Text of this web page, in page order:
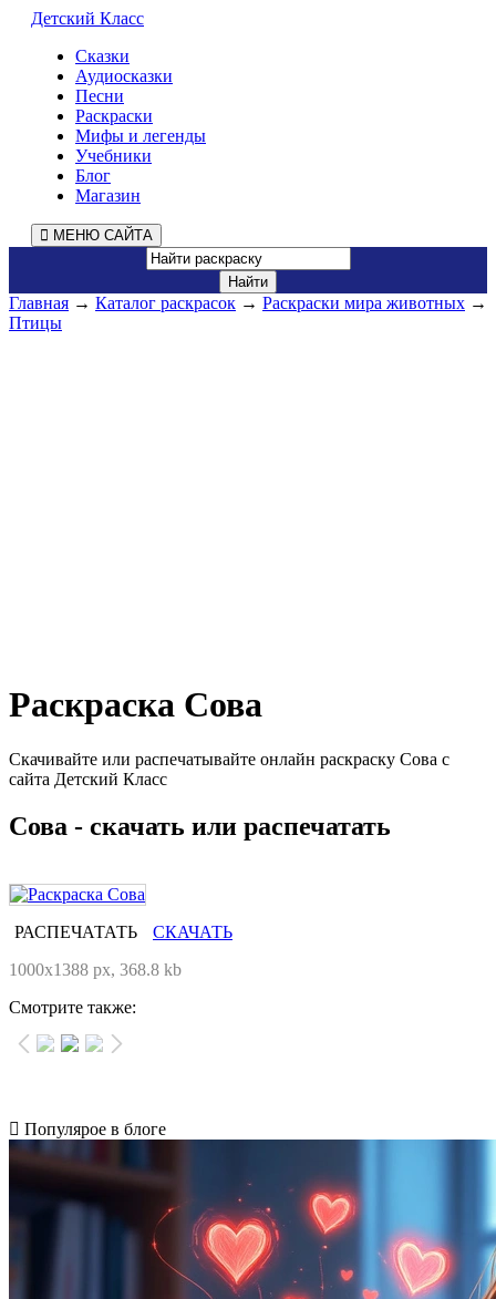
Детский Класс
Сказки
Аудиосказки
Песни
Раскраски
Мифы и легенды
Учебники
Блог
Магазин
МЕНЮ САЙТА
Главная → Каталог раскрасок → Раскраски мира животных →
Птицы
Раскраска Сова
Скачивайте или распечатывайте онлайн раскраску Сова с
сайта Детский Класс
Сова - скачать или распечатать
РАСПЕЧАТАТЬ
СКАЧАТЬ
1000x1388 px, 368.8 kb
Смотрите также:
Популярое в блоге